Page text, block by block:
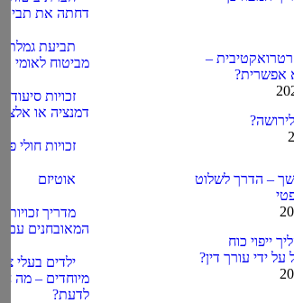
דחתה את
תביעת גמלת
מביטוח לאומי
זכויות סיעוד
דמנציה או
זכויות חולי
אוטיזם
מדריך זכויות
המאובחנים עם
ילדים בעלי
מיוחדים – מה
לדעת?
–
אפשרית?
– הדרך לשלוט
ייפוי כוח
ידי עורך דין?